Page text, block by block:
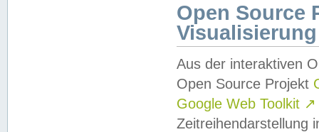
Open Source
Visualisierung
Aus der interaktiven
Open Source Projekt
Google Web Toolkit ↗
Zeitreihendarstellung